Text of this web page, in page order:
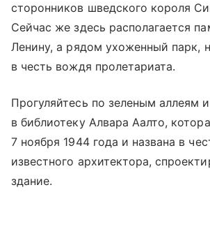
сторонников шведского короля
Сейчас же здесь располагается
Ленину, а рядом ухоженный парк,
в честь вождя пролетариата.
Прогуляйтесь по зеленым аллеям и
в библиотеку Алвара Аалто,
7 ноября 1944 года и названа в
известного архитектора,
здание.